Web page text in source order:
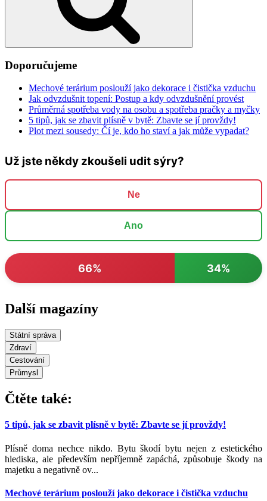
Doporučujeme
Mechové terárium poslouží jako dekorace i čistička vzduchu
Jak odvzdušnit topení: Postup a kdy odvzdušnění provést
Průměrná spotřeba vody na osobu a spotřeba pračky a myčky
5 tipů, jak se zbavit plísně v bytě: Zbavte se jí provždy!
Plot mezi sousedy: Čí je, kdo ho staví a jak může vypadat?
Už jste někdy zkoušeli udit sýry?
Ne
Ano
66% 34%
Další magazíny
Státní správa
Zdraví
Cestování
Průmysl
Čtěte také:
5 tipů, jak se zbavit plísně v bytě: Zbavte se jí provždy!
Plísně doma nechce nikdo. Bytu škodí bytu nejen z estetického
hlediska, ale především nepříjemně zapáchá, způsobuje škody na
majetku a negativně ov...
Mechové terárium poslouží jako dekorace i čistička vzduchu